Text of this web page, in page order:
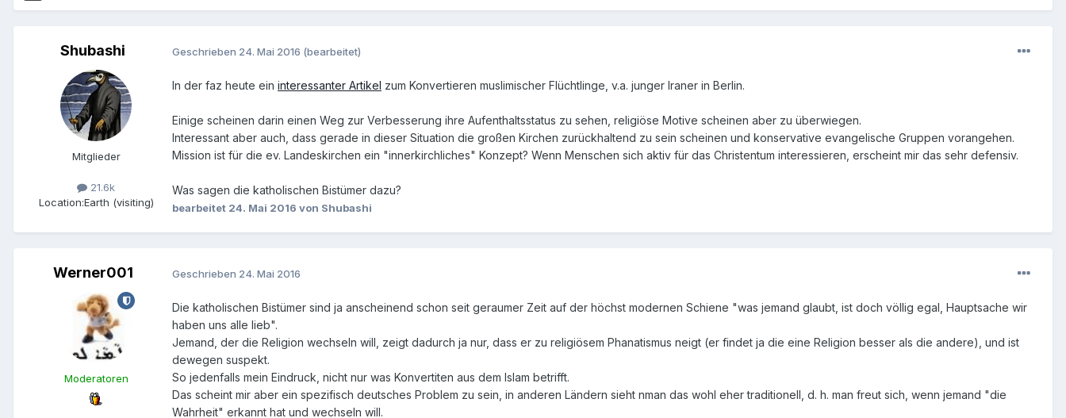
Shubashi
Mitglieder
21.6k
Location:Earth (visiting)
Geschrieben 24. Mai 2016 (bearbeitet)
In der faz heute ein interessanter Artikel zum Konvertieren muslimischer Flüchtlinge, v.a. junger Iraner in Berlin.
Einige scheinen darin einen Weg zur Verbesserung ihre Aufenthaltsstatus zu sehen, religiöse Motive scheinen aber zu überwiegen.
Interessant aber auch, dass gerade in dieser Situation die großen Kirchen zurückhaltend zu sein scheinen und konservative evangelische Gruppen vorangehen.
Mission ist für die ev. Landeskirchen ein "innerkirchliches" Konzept? Wenn Menschen sich aktiv für das Christentum interessieren, erscheint mir das sehr defensiv.
Was sagen die katholischen Bistümer dazu?
bearbeitet 24. Mai 2016 von Shubashi
Werner001
Moderatoren
Geschrieben 24. Mai 2016
Die katholischen Bistümer sind ja anscheinend schon seit geraumer Zeit auf der höchst modernen Schiene "was jemand glaubt, ist doch völlig egal, Hauptsache wir
haben uns alle lieb".
Jemand, der die Religion wechseln will, zeigt dadurch ja nur, dass er zu religiösem Phanatismus neigt (er findet ja die eine Religion besser als die andere), und ist
dewegen suspekt.
So jedenfalls mein Eindruck, nicht nur was Konvertiten aus dem Islam betrifft.
Das scheint mir aber ein spezifisch deutsches Problem zu sein, in anderen Ländern sieht nman das wohl eher traditionell, d. h. man freut sich, wenn jemand "die
Wahrheit" erkannt hat und wechseln will.